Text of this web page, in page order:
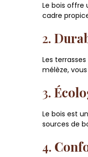
Le bois offre
cadre
2.
Les
mélèze,
3.
Le bois est
sources de
4.